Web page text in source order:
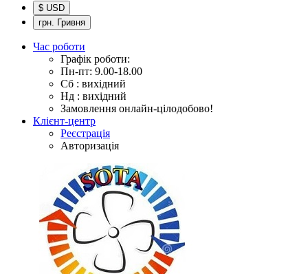
$ USD
грн. Гривня
Час роботи
Графік роботи:
Пн-пт: 9.00-18.00
Сб : вихідний
Нд : вихідний
Замовлення онлайн-цілодобово!
Клієнт-центр
Реєстрація
Авторизація